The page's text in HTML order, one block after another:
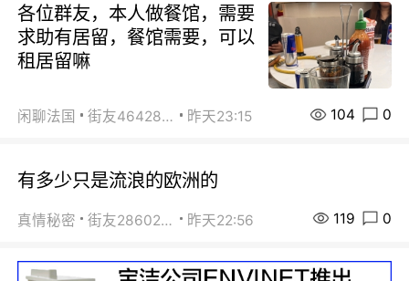
各位群友，本人做餐馆，需要
求助有居留，餐馆需要，可以
租居留嘛
闲聊法国 街友46428878 昨天23:15 104 0
有多少只是流浪的欧洲的
真情秘密 街友28602925 昨天22:56 119 0